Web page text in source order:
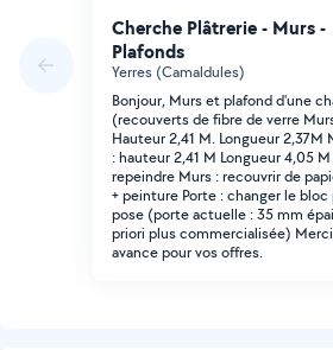
Cherche Plâtrerie - Murs -
Plafonds
Yerres (Camaldules)
Bonjour, Murs et plafond d'une
(recouverts de fibre de verre
Hauteur 2,41 M. Longueur 2,37M
: hauteur 2,41 M Longueur 4,05
repeindre Murs : recouvrir de
+ peinture Porte : changer le bloc
pose (porte actuelle : 35 mm
priori plus commercialisée)
avance pour vos offres.